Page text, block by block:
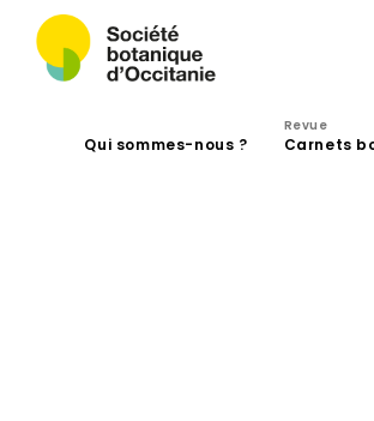
Qui sommes-nous ?
Revue
Carnets